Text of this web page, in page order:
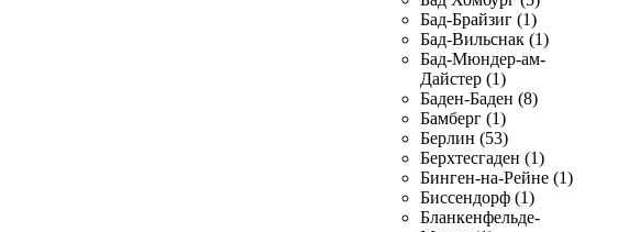
Бад-Брайзиг (1)
Бад-Вильснак (1)
Бад-Мюндер-ам-
Дайстер (1)
Баден-Баден (8)
Бамберг (1)
Берлин (53)
Берхтесгаден (1)
Бинген-на-Рейне (1)
Биссендорф (1)
Бланкенфельде-